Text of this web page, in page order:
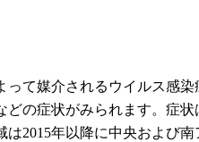
て媒介されるウイルス感
の症状がみられます。症
2015年以降に中央および